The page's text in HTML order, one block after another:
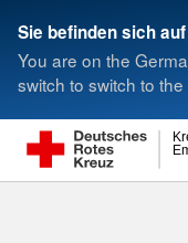
Sie befinden sich
You are on the
switch to switch to